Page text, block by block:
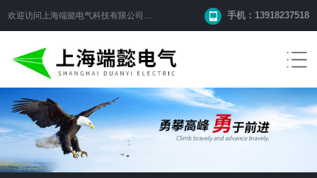
欢迎访问 上海端懿电气科技有限公司 网站！ 手机：13918237518